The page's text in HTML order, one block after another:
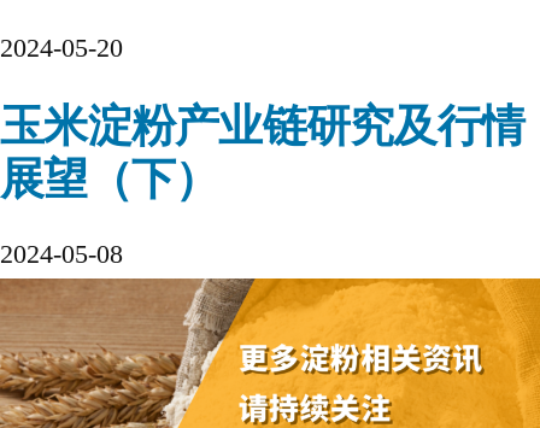
2024-05-20
玉米淀粉产业链研究及行情
展望（下）
2024-05-08